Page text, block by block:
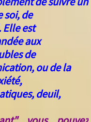
soi, de
Elle est
aux
de
ou de la
deuil,